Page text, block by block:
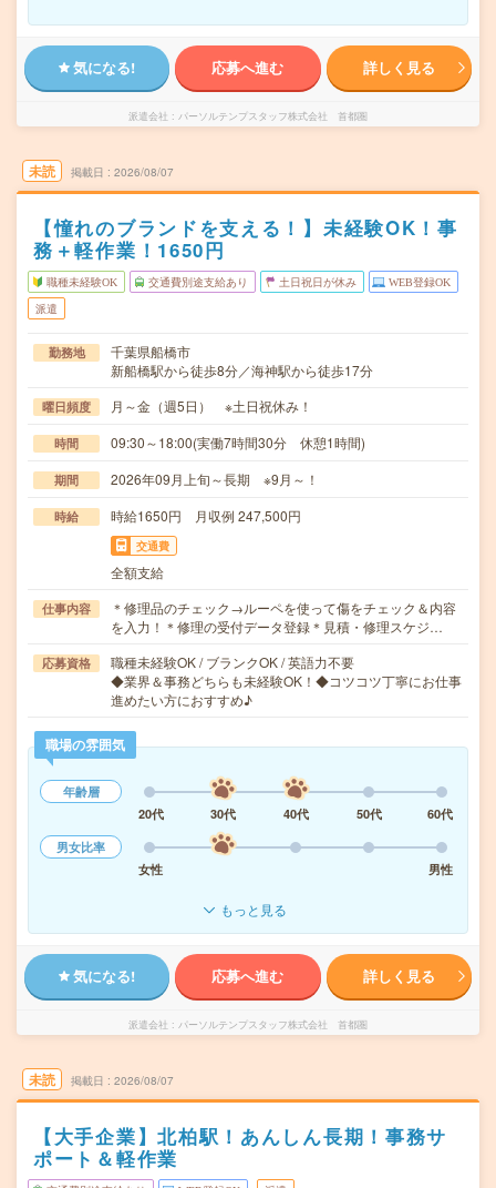
気になる! 応募へ進む 詳しく見る
派遣会社 パーソルテンプスタッフ株式会社 首都圏
未読 掲載日 2026/08/07
【憧れのブランドを支える！】未経験OK！事
務＋軽作業！1650円
職種未経験OK 交通費別途支給あり 土日祝日が休み WEB登録OK
派遣
勤務地
千葉県船橋市
新船橋駅から徒歩8分／海神駅から徒歩17分
曜日頻度 月～金（週5日） ※土日祝休み！
時間 09:30～18:00(実働7時間30分 休憩1時間)
期間 2026年09月上旬～長期 ※9月～！
時給 時給1650円 月収例 247,500円
交通費
全額支給
仕事内容
＊修理品のチェック→ルーペを使って傷をチェック＆内容
を入力！＊修理の受付データ登録＊見積・修理スケジ…
応募資格
職種未経験OK / ブランクOK / 英語力不要
◆業界＆事務どちらも未経験OK！◆コツコツ丁寧にお仕事
進めたい方におすすめ♪
職場の雰囲気
年齢層
20代
30代 40代 50代
60代
男女比率
女性
男性
もっと見る
気になる! 応募へ進む 詳しく見る
派遣会社 パーソルテンプスタッフ株式会社 首都圏
未読 掲載日 2026/08/07
【大手企業】北柏駅！あんしん長期！事務サ
ポート＆軽作業